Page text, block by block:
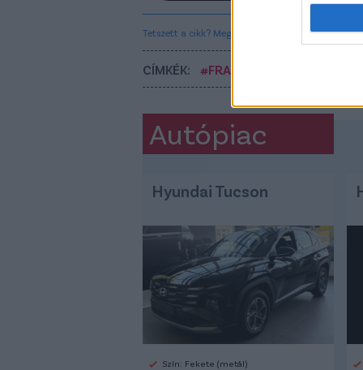
Tetszett a cikk? Megosztanád?
CÍMKÉK: #FRADI
Autópiac
Hyundai Tucson
Szín: Fekete (metál)